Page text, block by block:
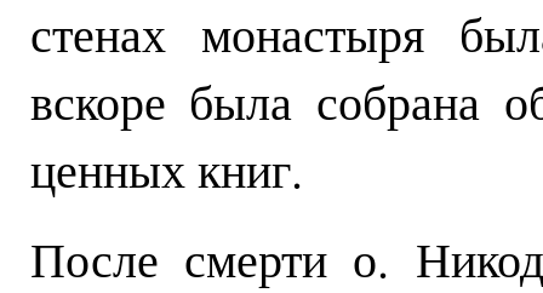
стенах монастыря
вскоре была собрана
ценных книг.
После смерти о.